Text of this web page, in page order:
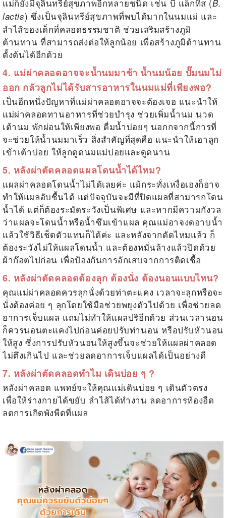
แม่ก็ยังมีจุลินทรีย์สุขภาพอีกหลายชนิด เช่น บี แล็กทิส (B.
lactis) ซึ่งเป็นจุลินทรีย์สุขภาพที่พบได้มากในนมแม่ และ
ลำไส้ของเด็กที่คลอดธรรมชาติ ช่วยเสริมสร้างภูมิ
ต้านทาน ที่สามารถส่งต่อให้ลูกน้อย เพื่อสร้างภูมิต้านทาน
ตั้งต้นได้อีกด้วย
4. แม่ผ่าคลอดอาจจะน้ำนมมาช้า น้ำนมน้อย ปั๊มนมไม่
ออก กลัวลูกไม่ได้รับสารอาหารในนมแม่ที่เพียงพอ?
เป็นอีกหนึ่งปัญหาที่แม่ผ่าคลอดอาจจะต้องเจอ แนะนำให้
แม่ผ่าคลอดทานอาหารที่ช่วยบำรุง ช่วยเพิ่มน้ำนม นวด
เต้านม พักผ่อนให้เพียงพอ ดื่มน้ำบ่อยๆ นอกกจากนี้การที่
จะช่วยให้น้ำนมมาเร็ว สิ่งสำคัญที่สุดคือ แนะนำให้เอาลูก
เข้าเต้าบ่อย ให้ลูกดูดนมแม่บ่อยและดูดนาน
5. หลังผ่าตัดคลอดแผลโดนน้ำได้ไหม?
แผลผ่าคลอดโดนน้ำไม่ได้เลยค่ะ แม้กระทั่งเหงื่อเองก็อาจ
ทำให้แผลอับชื้นได้ แต่ปัจจุบันจะมีที่ปิดแผลที่สามารถโดน
น้ำได้ แต่ก็ต้องระมัดระวังเป็นพิเศษ และหากมีความกังวล
ว่าแผลจะโดนน้ำหรือน้ำซึมเข้าแผล คุณแม่อาจงดอาบน้ำ
แล้วใช้วิธีเช็ดตัวแทนก็ได้ค่ะ และหลังจากตัดไหมแล้ว ก็
ต้องระวังไม่ให้แผลโดนน้ำ และต้องหมั่นล้างแล้วปิดด้วย
ผ้าก๊อตไปก่อน เพื่อป้องกันการอักเสบจากการติดเชื้อ
6. หลังผ่าตัดคลอดต้องลุก ต้องนั่ง ต้องนอนแบบไหน?
คุณแม่ผ่าคลอดควรลุกนั่งด้วยท่าตะแคง เวลาจะลุกหรือจะ
นั่งต้องค่อย ๆ ลุกโดยใช้มือช่วยพยุงตัวไปด้วย เพื่อช่วยลด
อาการเจ็บแผล แถมไม่ทำให้แผลปริอีกด้วย ส่วนเวลานอน
ก็ควรนอนตะแคงไปก่อนค่อยปรับท่านอน หรือปรับหัวนอน
ให้สูง ซึ่งการปรับหัวนอนให้สูงขึ้นจะช่วยให้แผลผ่าคลอด
ไม่ตึงเกินไป และช่วยลดอาการเจ็บแผลได้เป็นอย่างดี
7. หลังผ่าตัดคลอดทำไม เดินบ่อย ๆ ?
หลังผ่าคลอด แพทย์จะให้คุณแม่เดินบ่อย ๆ เดินตัวตรง
เพื่อให้ร่างกายได้ขยับ ลำไส้ได้ทำงาน ลดอาการท้องอืด
ลดการเกิดพังพืดที่แผล